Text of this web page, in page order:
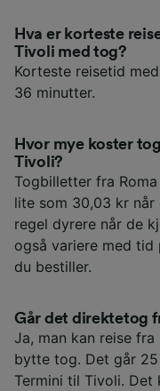
Hva er korteste
Tivoli med tog?
Korteste reisetid
36 minutter.
Hvor mye koster
Tivoli?
Togbilletter fra
lite som 30,03 kr
regel dyrere når de
også variere med
du bestiller.
Går det direktetog
Ja, man kan reise
bytte tog. Det går
Termini til Tivoli.